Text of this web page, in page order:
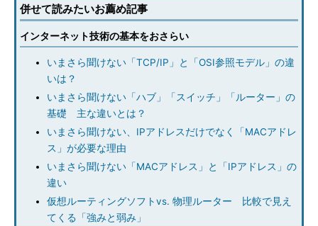
併せて読みたいお薦め記事
インターネット技術の基本をおさらい
いまさら聞けない「TCP/IP」と「OSI参照モデル」の違
いは？
いまさら聞けない「ハブ」「スイッチ」「ルーター」の
基礎 主な違いとは？
いまさら聞けない、IPアドレスだけでなく「MACアドレ
ス」が必要な理由
いまさら聞けない「MACアドレス」と「IPアドレス」の
違い
仮想ルーティングソフトvs. 物理ルーター 比較で見え
てくる「強みと弱み」